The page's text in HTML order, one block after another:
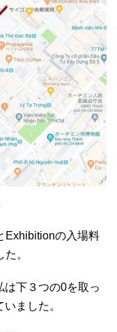
Exhibitionの入場料
。
下３つの0を取っ
ました。